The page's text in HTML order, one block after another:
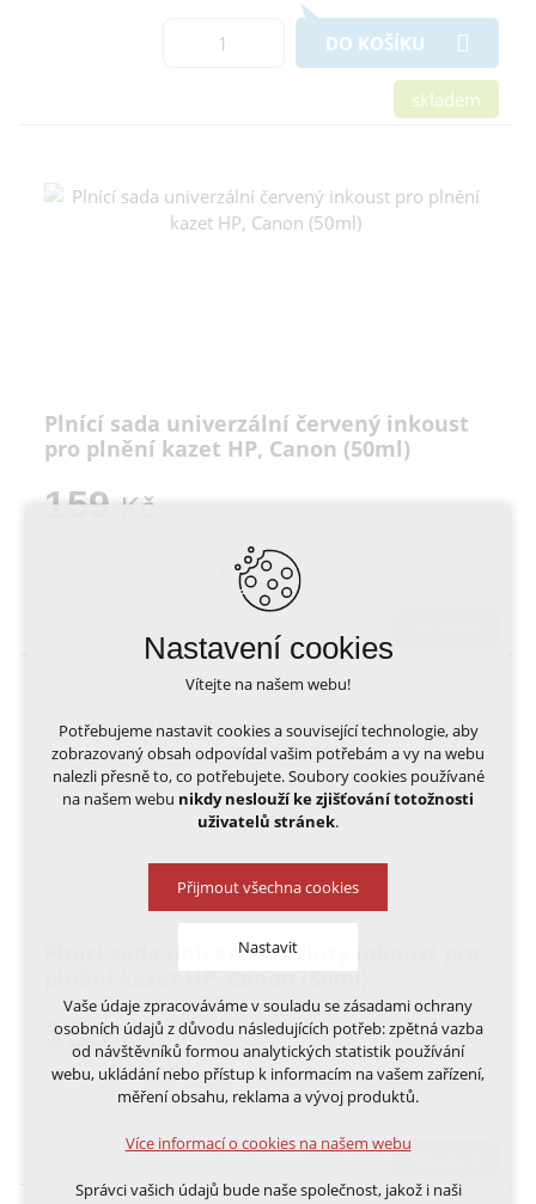
DO KOŠÍKU
skladem
Plnící sada univerzální červený inkoust
pro plnění kazet HP, Canon (50ml)
159 Kč
Plnící sada univerzální žlutý inkoust pro
159Kč
DO KOŠÍKU
Nastavení cookies
Vítejte na našem webu!
Potřebujeme nastavit cookies a související technologie, aby
zobrazovaný obsah odpovídal vašim potřebám a vy na webu
nalezli přesně to, co potřebujete. Soubory cookies používané
na našem webu nikdy neslouží ke zjišťování totožnosti
uživatelů stránek.
Přijmout všechna cookies
Nastavit
Technická cookies
nutná pro provozování webu
udržení kontextu stránek (session): případná
přihlášení, volby jazyka, apod.
Volitelná cookies
analytická pro anonymizované vyhodnocení
Vaše údaje zpracováváme v souladu se zásadami ochrany
osobních údajů z důvodu následujících potřeb: zpětná vazba
od návštěvníků formou analytických statistik používání
webu, ukládání nebo přístup k informacím na vašem zařízení,
měření obsahu, reklama a vývoj produktů.
Více informací o cookies na našem webu
Správci vašich údajů bude naše společnost, jakož i naši